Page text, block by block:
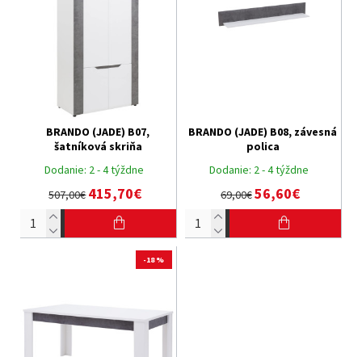
Dodanie: 2 - 4 týždne
BRANDO (JADE) B07,
šatníková skriňa
507,00€415,70€
Dodanie: 2 - 4 týždne
BRANDO (JADE) B08, závesná
polica
69,00€56,60€
-18 %